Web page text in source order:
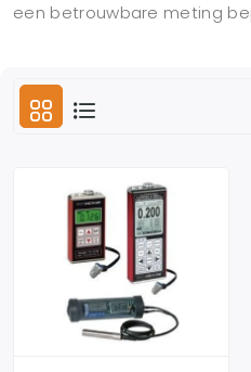
een betrouwbare meting